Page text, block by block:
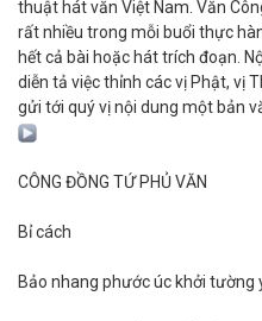
thuật hát văn Việt Nam. Văn
rất nhiều trong mỗi buổi thực
hết cả bài hoặc hát trích đoạn.
diễn tả việc thỉnh các vị Phật, vị
gửi tới quý vị nội dung một bản
CÔNG ĐỒNG TỨ PHỦ VĂN
Bỉ cách
Bảo nhang phước úc khởi tường